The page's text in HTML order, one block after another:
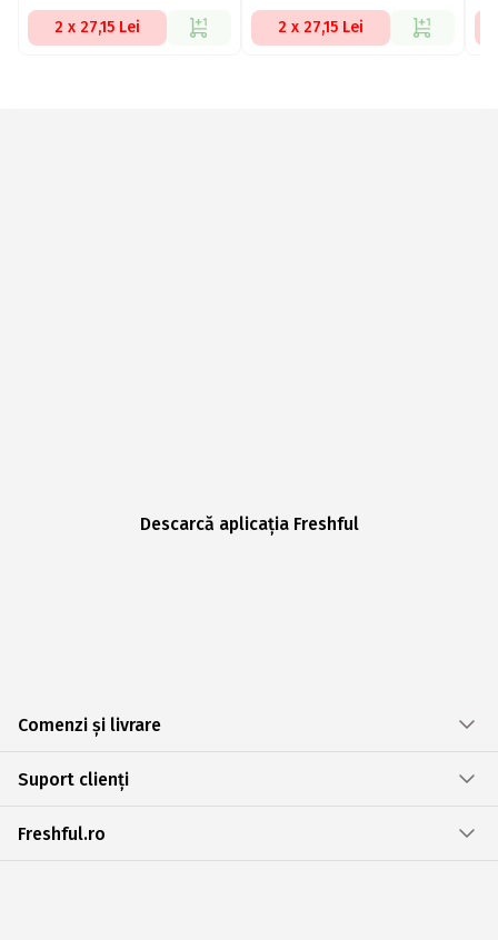
2 x 27,15 Lei 2 x 27,15 Lei
Descarcă aplicația Freshful
Comenzi și livrare
Suport clienți
Freshful.ro